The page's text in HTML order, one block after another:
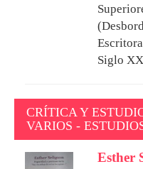
Siglo
CRÍTICA Y
VARIOS -
Esther